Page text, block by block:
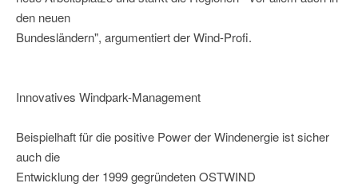
den neuen
Bundesländern", argumentiert der Wind-Profi.
Innovatives Windpark-Management
Beispielhaft für die positive Power der Windenergie ist sicher
auch die
Entwicklung der 1999 gegründeten OSTWIND